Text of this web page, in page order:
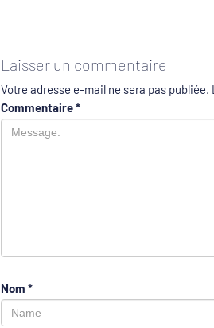
Laisser un commentaire
Votre adresse e-mail ne sera pas publiée.
Commentaire*
Nom *